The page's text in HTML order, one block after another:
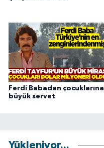
Ferdi Babadan çocuklarına
büyük servet
Yükleniyor...